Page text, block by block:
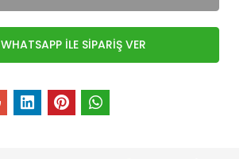
WHATSAPP İLE SİPARİŞ VER